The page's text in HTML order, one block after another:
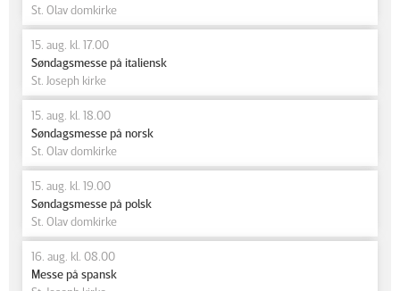
St. Olav domkirke
15. aug. kl. 17.00
Søndagsmesse på italiensk
St. Joseph kirke
15. aug. kl. 18.00
Søndagsmesse på norsk
St. Olav domkirke
15. aug. kl. 19.00
Søndagsmesse på polsk
St. Olav domkirke
16. aug. kl. 08.00
Messe på spansk